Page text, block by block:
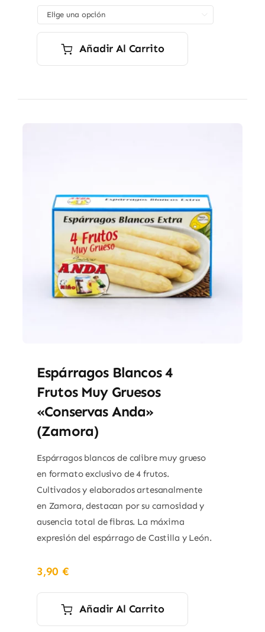
desde
3,50 €
hasta
10,50 €
Añadir Al Carrito
Espárragos Blancos 4
Frutos Muy Gruesos
«Conservas Anda»
(Zamora)
Espárragos blancos de calibre muy grueso
en formato exclusivo de 4 frutos.
Cultivados y elaborados artesanalmente
en Zamora, destacan por su carnosidad y
ausencia total de fibras. La máxima
expresión del espárrago de Castilla y León.
3,90€
Añadir Al Carrito